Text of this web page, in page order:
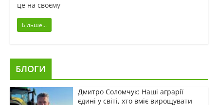
це на своєму
Більше...
БЛОГИ
Дмитро Соломчук: Наші аграрії
єдині у світі, хто вміє вирощувати